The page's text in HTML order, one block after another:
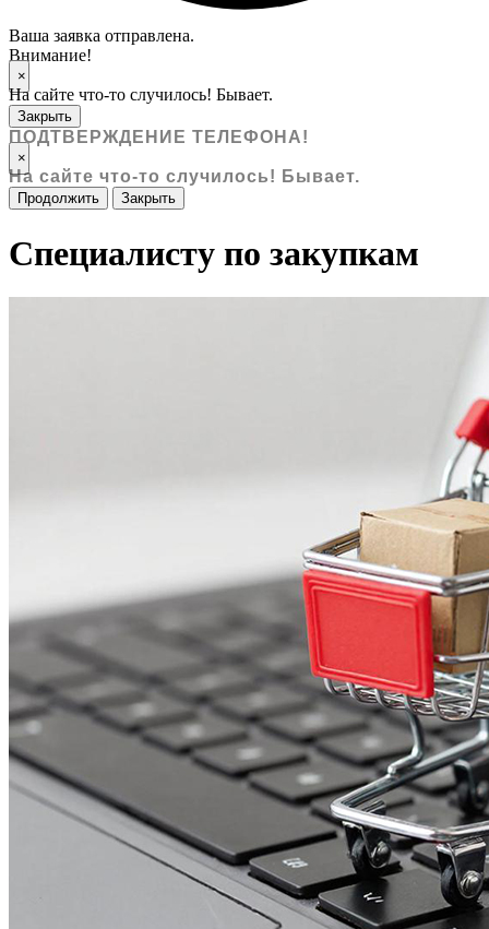
Ваша заявка отправлена.
Внимание!
×
На сайте что-то случилось! Бывает.
Закрыть
ПОДТВЕРЖДЕНИЕ ТЕЛЕФОНА!
×
На сайте что-то случилось! Бывает.
Продолжить Закрыть
Специалисту по закупкам